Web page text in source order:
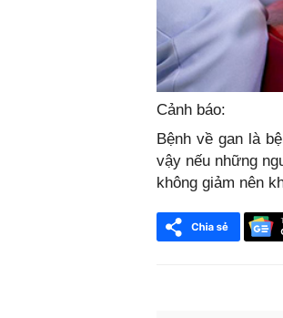
Cảnh báo:
Bệnh về gan là
vậy nếu những
không giảm nên